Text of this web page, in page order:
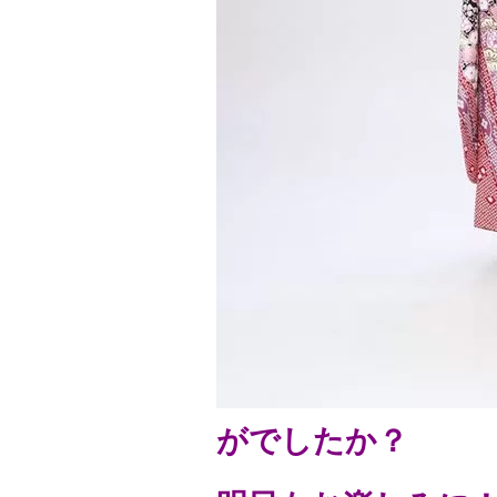
がでしたか？